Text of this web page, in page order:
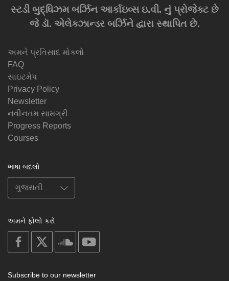
સ્ટડી બુદ્ધિઝમ બર્ઝિન આર્કાઇવ્સ ઇ.વી. નું પ્રોજેક્ટ છે
જે ડૉ. એલેક્ઝાન્ડર બર્ઝિને દ્વારા સ્થાપિત છે.
અમને પ્રતિસાદ મોકલો
FAQ
સાઇટમેપ
Privacy Policy
Newsletter
નવીનતમ સામગ્રી
Progress Reports
Courses
ભાષા બદલો
અમને ફોલો કરો
on
facebook
soundcloud
Subscribe to our newsletter